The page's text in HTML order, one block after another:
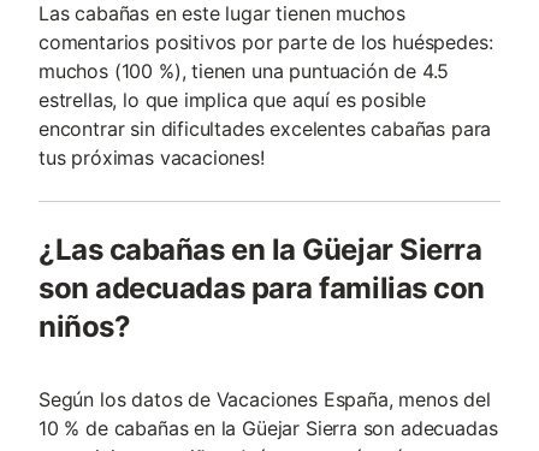
Las cabañas en este lugar tienen muchos
comentarios positivos por parte de los huéspedes:
muchos (100 %), tienen una puntuación de 4.5
estrellas, lo que implica que aquí es posible
encontrar sin dificultades excelentes cabañas para
tus próximas vacaciones!
¿Las cabañas en la Güejar Sierra
son adecuadas para familias con
niños?
Según los datos de Vacaciones España, menos del
10 % de cabañas en la Güejar Sierra son adecuadas